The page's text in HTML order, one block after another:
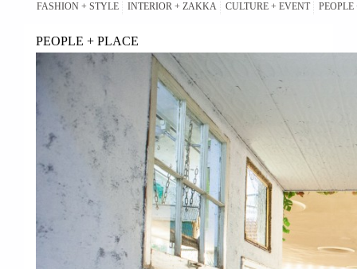
FASHION + STYLE INTERIOR + ZAKKA CULTURE + EVENT PEOPLE
PEOPLE + PLACE